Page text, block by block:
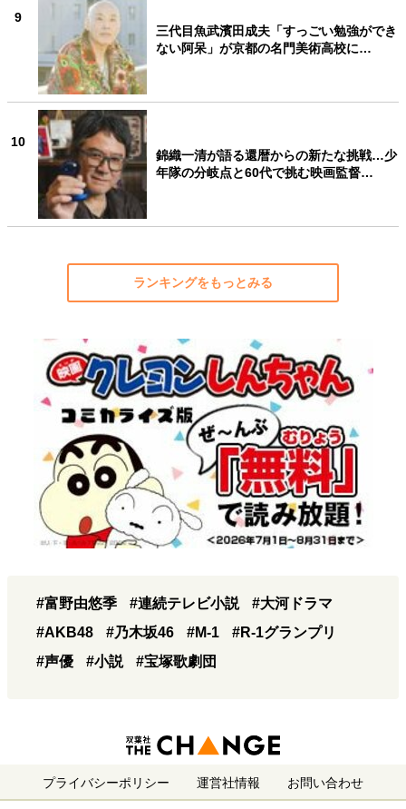
9
三代目魚武濱田成夫「すっごい勉強ができ
ない阿呆」が京都の名門美術高校に…
10
錦織一清が語る還暦からの新たな挑戦…少
年隊の分岐点と60代で挑む映画監督…
ランキングをもっとみる
#富野由悠季 #連続テレビ小説
#大河ドラマ
#AKB48
#乃木坂46 #M-1
#R-1グランプリ
#声優
#小説 #宝塚歌劇団
プライバシーポリシー 運営社情報 お問い合わせ